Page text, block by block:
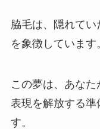
脇毛は、隠れてい
を象徴しています
この夢は、あな
表現を解放する準
す。